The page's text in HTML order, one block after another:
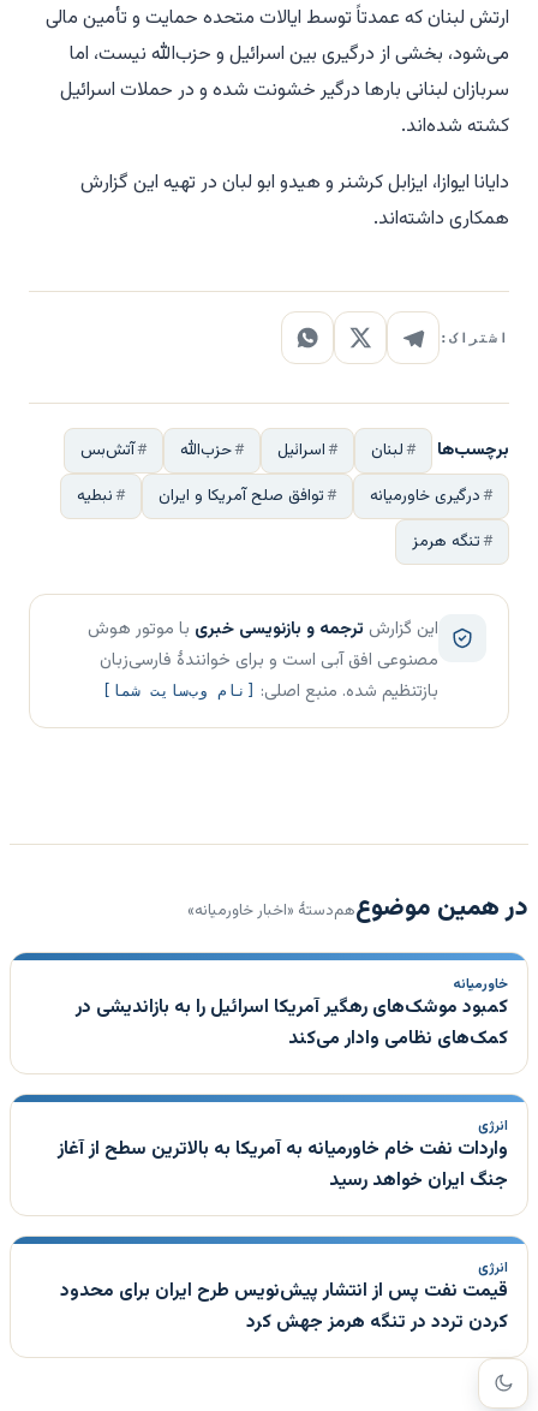
ارتش لبنان که عمدتاً توسط ایالات متحده حمایت و تأمین مالی
می‌شود، بخشی از درگیری بین اسرائیل و حزب‌الله نیست، اما
سربازان لبنانی بارها درگیر خشونت شده و در حملات اسرائیل
کشته شده‌اند.
دایانا ایوازا، ایزابل کرشنر و هیدو ابو لبان در تهیه این گزارش
همکاری داشته‌اند.
اشتراک:
برچسب‌ها لبنان اسرائیل حزب‌الله
آتش‌بس
درگیری خاورمیانه
توافق صلح آمریکا و ایران
نبطیه
تنگه هرمز
این گزارش ترجمه و بازنویسی خبری با موتور هوش
مصنوعی افق آبی است و برای خوانندهٔ فارسی‌زبان
بازتنظیم شده. منبع اصلی:
[نام وب‌سایت شما]
در همین موضوعهم‌دستهٔ «اخبار خاورمیانه»
خاورمیانه
کمبود موشک‌های رهگیر آمریکا اسرائیل را به بازاندیشی در
کمک‌های نظامی وادار می‌کند
انرژی
واردات نفت خام خاورمیانه به آمریکا به بالاترین سطح از آغاز
جنگ ایران خواهد رسید
انرژی
قیمت نفت پس از انتشار پیش‌نویس طرح ایران برای محدود
کردن تردد در تنگه هرمز جهش کرد